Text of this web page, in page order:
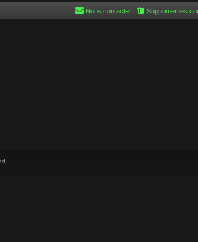
Supprimer les
Nous contacter